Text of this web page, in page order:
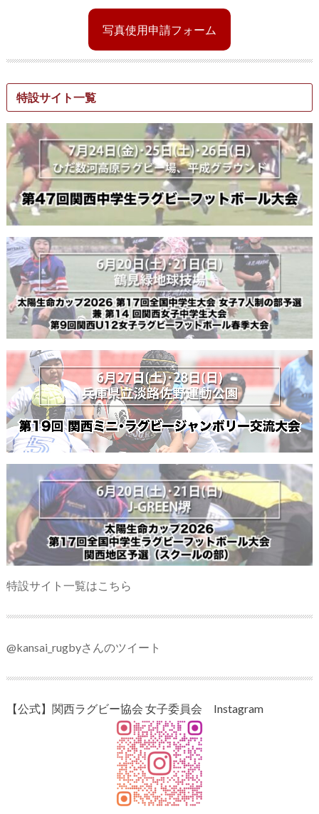
写真使用申請フォーム
特設サイト一覧
特設サイト一覧はこちら
@kansai_rugbyさんのツイート
【公式】関西ラグビー協会 女子委員会 Instagram